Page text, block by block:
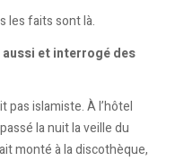
les faits sont là.
et interrogé des
pas islamiste. À l’hôtel
la nuit la veille du
monté à la discothèque,